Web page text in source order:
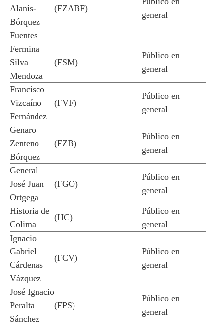
Alanís-
Bórquez
Fuentes
(FZABF)
general
Fermina
Silva
Mendoza
(FSM)
Público en
general
Francisco
Vizcaíno
Fernández
(FVF)
Público en
general
Genaro
Zenteno
Bórquez
(FZB)
Público en
general
General
José Juan
Ortgega
(FGO)
Público en
general
Historia de
Colima
(HC)
Público en
general
Ignacio
Gabriel
Cárdenas
Vázquez
(FCV)
Público en
general
José Ignacio
Peralta
Sánchez
(FPS)
Público en
general